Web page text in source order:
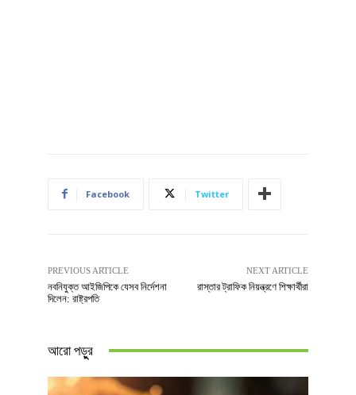
Facebook Twitter
PREVIOUS ARTICLE
নবনিযুক্ত আইজিপিকে যেসব নির্দেশনা
দিলেন: রাষ্ট্রপতি
NEXT ARTICLE
রাস্তার ট্রাফিক নিয়ন্ত্রণে শিক্ষার্থীরা
আরো পড়ুুর